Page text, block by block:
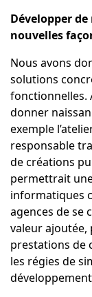
Développer
nouvelles
Nous avons
solutions
fonctionnelles.
donner
exemple
responsable
de créations
permettrait
informatiques
agences de se
valeur ajoutée,
prestations de
les régies de